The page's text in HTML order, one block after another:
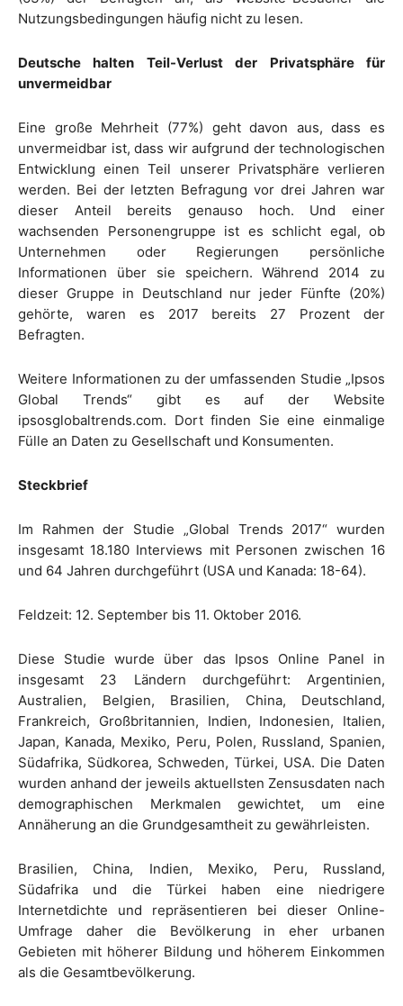
Nutzungsbedingungen häufig nicht zu lesen.
Deutsche halten Teil-Verlust der Privatsphäre für
unvermeidbar
Eine große Mehrheit (77%) geht davon aus, dass es
unvermeidbar ist, dass wir aufgrund der technologischen
Entwicklung einen Teil unserer Privatsphäre verlieren
werden. Bei der letzten Befragung vor drei Jahren war
dieser Anteil bereits genauso hoch. Und einer
wachsenden Personengruppe ist es schlicht egal, ob
Unternehmen oder Regierungen persönliche
Informationen über sie speichern. Während 2014 zu
dieser Gruppe in Deutschland nur jeder Fünfte (20%)
gehörte, waren es 2017 bereits 27 Prozent der
Befragten.
Weitere Informationen zu der umfassenden Studie „Ipsos
Global Trends“ gibt es auf der Website
ipsosglobaltrends.com. Dort finden Sie eine einmalige
Fülle an Daten zu Gesellschaft und Konsumenten.
Steckbrief
Im Rahmen der Studie „Global Trends 2017“ wurden
insgesamt 18.180 Interviews mit Personen zwischen 16
und 64 Jahren durchgeführt (USA und Kanada: 18-64).
Feldzeit: 12. September bis 11. Oktober 2016.
Diese Studie wurde über das Ipsos Online Panel in
insgesamt 23 Ländern durchgeführt: Argentinien,
Australien, Belgien, Brasilien, China, Deutschland,
Frankreich, Großbritannien, Indien, Indonesien, Italien,
Japan, Kanada, Mexiko, Peru, Polen, Russland, Spanien,
Südafrika, Südkorea, Schweden, Türkei, USA. Die Daten
wurden anhand der jeweils aktuellsten Zensusdaten nach
demographischen Merkmalen gewichtet, um eine
Annäherung an die Grundgesamtheit zu gewährleisten.
Brasilien, China, Indien, Mexiko, Peru, Russland,
Südafrika und die Türkei haben eine niedrigere
Internetdichte und repräsentieren bei dieser Online-
Umfrage daher die Bevölkerung in eher urbanen
Gebieten mit höherer Bildung und höherem Einkommen
als die Gesamtbevölkerung.